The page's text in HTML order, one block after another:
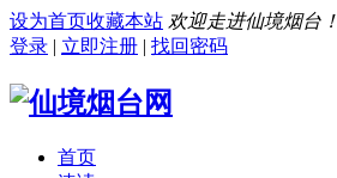
设为首页收藏本站 欢迎走进仙境烟台！
登录 | 立即注册 | 找回密码
首页